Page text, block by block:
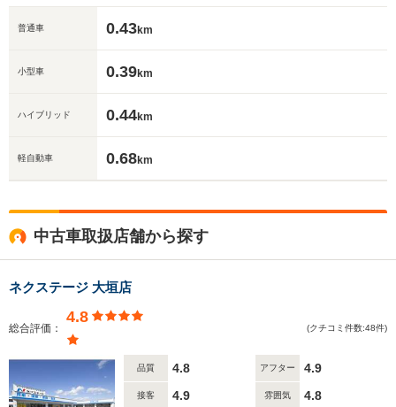
普通車 0.43km
小型車 0.39km
ハイブリッド 0.44km
軽自動車 0.68km
中古車取扱店舗から探す
ネクステージ 大垣店
総合評価：
4.8
(クチコミ件数:48件)
品質 4.8 アフター 4.9
接客 4.9 雰囲気 4.8